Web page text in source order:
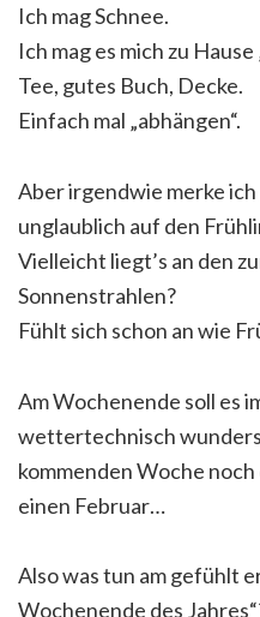
Ich mag Schnee.
Ich mag es mich zu Hause
Tee, gutes Buch, Decke.
Einfach mal „abhängen“.
Aber irgendwie merke ich
unglaublich auf den
Vielleicht liegt’s an den
Sonnenstrahlen?
Fühlt sich schon an wie
Am Wochenende soll es
wettertechnisch
kommenden Woche
einen Februar…
Also was tun am gefühlt
Wochenende des